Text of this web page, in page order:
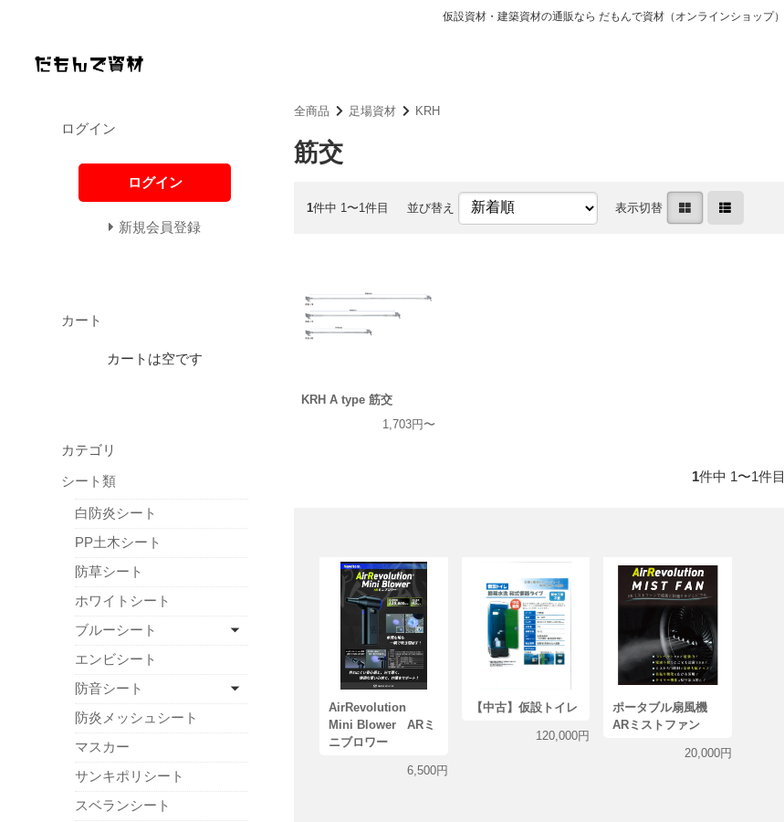
仮設資材・建築資材の通販なら だもんで資材（オンラインショップ）
全商品 足場資材 KRH
筋交
1件中 1〜1件目 並び替え 表示切替
KRH A type 筋交
1,703円〜
1件中 1〜1件目
AirRevolution
Mini Blower ARミ
ニブロワー
6,500円
【中古】仮設トイレ
120,000円
ポータブル扇風機
ARミストファン
20,000円
ログイン
ログイン
新規会員登録
カート
カートは空です
カテゴリ
シート類
白防炎シート
PP土木シート
防草シート
ホワイトシート
ブルーシート
エンビシート
防音シート
防炎メッシュシート
マスカー
サンキポリシート
スベランシート